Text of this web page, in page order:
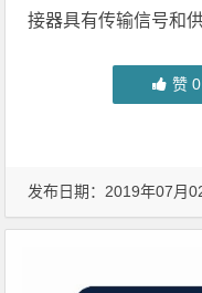
接器具有传输信号和
赞 0
发布日期：2019年07月